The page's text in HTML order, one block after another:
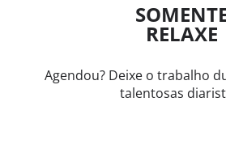
RELAXE
Agendou? Deixe o trabalho
talentosas